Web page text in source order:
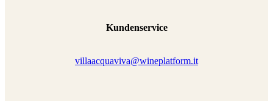
Kundenservice
villaacquaviva@wineplatform.it